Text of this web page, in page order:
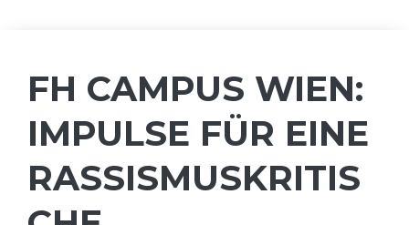
FH CAMPUS WIEN:
IMPULSE FÜR EINE
RASSISMUSKRITIS